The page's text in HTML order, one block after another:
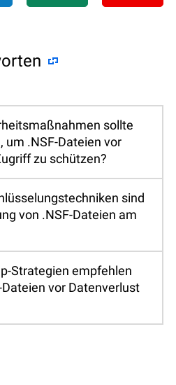
sollte
um .NSF-Dateien vor
zu schützen?
sind
von .NSF-Dateien am
Strategien empfehlen
Dateien vor Datenverlust